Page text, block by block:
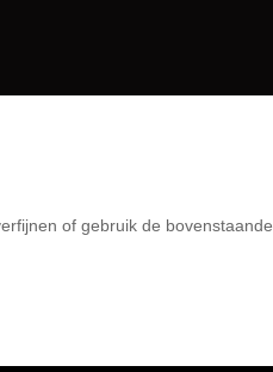
of gebruik de bovenstaande